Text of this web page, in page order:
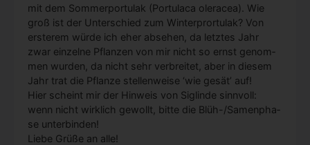
mit dem Som­mer­por­tu­lak (Por­tu­la­ca ole­racea). Wie
groß ist der Unter­schied zum Win­ter­pror­tu­lak? Von
ers­te­rem wür­de ich eher abse­hen, da letz­tes Jahr
zwar ein­zel­ne Pflan­zen von mir nicht so ernst genom­
men wur­den, da nicht sehr ver­brei­tet, aber in die­sem
Jahr trat die Pflan­ze stel­len­wei­se ‘wie gesät’ auf!
Hier scheint mir der Hin­weis von Sig­lin­de sinn­voll:
wenn nicht wirk­lich gewollt, bit­te die Blüh-/Sa­men­pha­
se unter­bin­den!
Lie­be Grü­ße an alle!